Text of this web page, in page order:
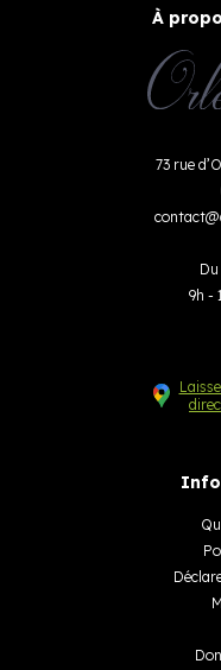
À
73 rue
contact@
9h -